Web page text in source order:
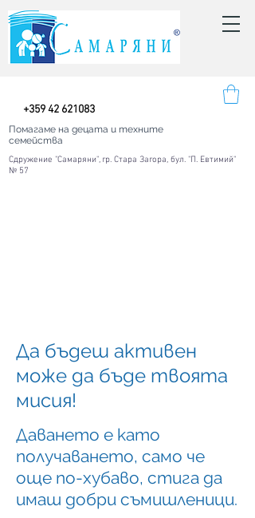
Помагаме на децата и техните
семейства
Сдружение "Самаряни", гр. Стара Загора, бул. "П. Евтимий"
№ 57
+359 42 621083
Да бъдеш активен
може да бъде твоята
мисия!
Даването е като
получаването, само че
още по-хубаво, стига да
имаш добри съмишленици.